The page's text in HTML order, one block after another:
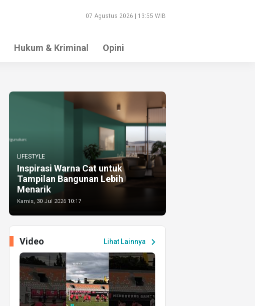
07 Agustus 2026 | 13:55 WIB
Hukum & Kriminal Opini
LIFESTYLE
Inspirasi Warna Cat untuk
Tampilan Bangunan Lebih
Menarik
Kamis, 30 Jul 2026 10:17
Lihat Lainnya chevron_right
Video